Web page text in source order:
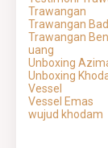
Trawangan
Trawangan
Trawangan
uang
Unboxing
Unboxing
Vessel
Vessel Emas
wujud khodam